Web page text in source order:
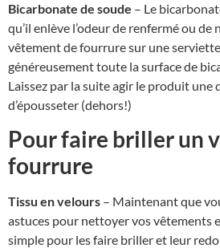
Bicarbonate de soude – Le
qu’il enlève l’odeur de renfermé ou de
vêtement de fourrure sur une
généreusement toute la surface de
Laissez par la suite agir le produit une
d’épousseter (dehors!)
Pour faire briller un
fourrure
Tissu en velours – Maintenant que
astuces pour nettoyer vos vêtements
simple pour les faire briller et leur